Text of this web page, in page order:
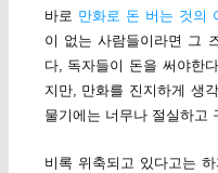
바로 만화로 돈 버는 것의
이 없는 사람들이라면 그
다, 독자들이 돈을 써야한
지만, 만화를 진지하게 생
물기에는 너무나 절실하고
비록 위축되고 있다고는